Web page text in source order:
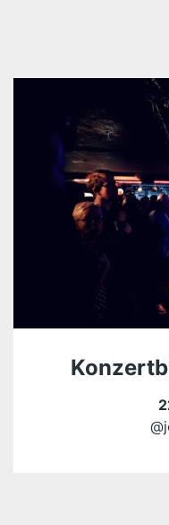
Wegbeschreibung